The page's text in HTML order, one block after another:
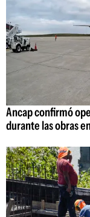
Ancap confirmó
durante las obras